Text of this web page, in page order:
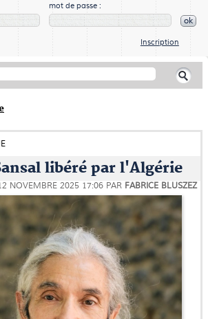
mot de passe :
ok
Inscription
libéré par l'Algérie
NOVEMBRE 2025 17:06 PAR FABRICE BLUSZEZ